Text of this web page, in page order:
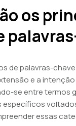
os
de palavras-
e a intenção
se entre termos
específicos
essas